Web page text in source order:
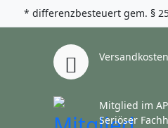
* differenzbesteuert gem. §
Mitglied im
Seriöser